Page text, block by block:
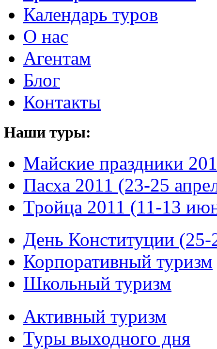
Календарь туров
О нас
Агентам
Блог
Контакты
Наши туры:
Майские праздники
Пасха 2011 (23-25
Тройца 2011 (11-13
День Конституции
Корпоративный туризм
Школьный туризм
Активный туризм
Туры выходного дня